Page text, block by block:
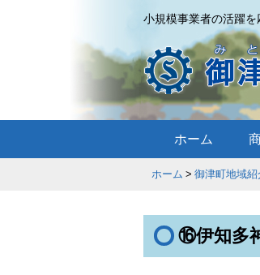
小規模事業者の活躍を
ホーム
ホーム 御津町地域紹
⑯伊知多